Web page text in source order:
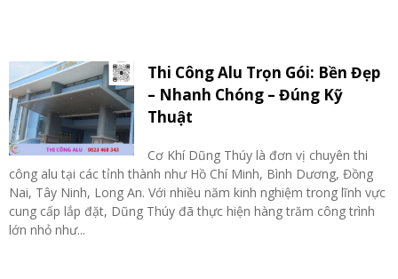
Thi Công Alu Trọn Gói: Bền Đẹp
– Nhanh Chóng – Đúng Kỹ
Thuật
Cơ Khí Dũng Thúy là đơn vị chuyên thi
công alu tại các tỉnh thành như Hồ Chí Minh, Bình Dương, Đồng
Nai, Tây Ninh, Long An. Với nhiều năm kinh nghiệm trong lĩnh vực
cung cấp lắp đặt, Dũng Thúy đã thực hiện hàng trăm công trình
lớn nhỏ như...